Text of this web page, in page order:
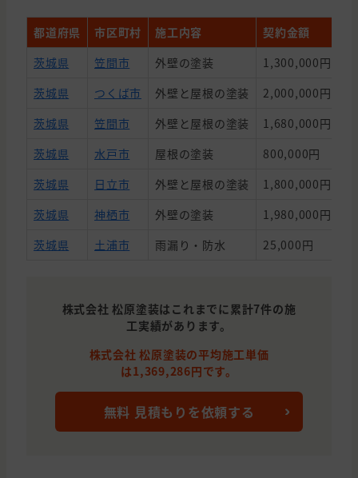
都道府県 市区町村 施工内容 契約金額
茨城県
笠間市 外壁の塗装 1,300,000円
茨城県
つくば市 外壁と屋根の塗装 2,000,000円
茨城県
笠間市 外壁と屋根の塗装 1,680,000円
茨城県
水戸市 屋根の塗装 800,000円
茨城県
日立市 外壁と屋根の塗装 1,800,000円
茨城県
神栖市 外壁の塗装 1,980,000円
茨城県
土浦市 雨漏り・防水 25,000円
株式会社 松原塗装はこれまでに累計7件の施
工実績があります。
株式会社 松原塗装の平均施工単価
は1,369,286円です。
無料 見積もりを依頼する